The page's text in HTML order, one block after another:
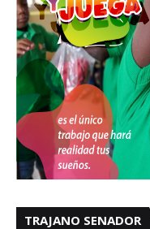
TRAJANO SENADOR